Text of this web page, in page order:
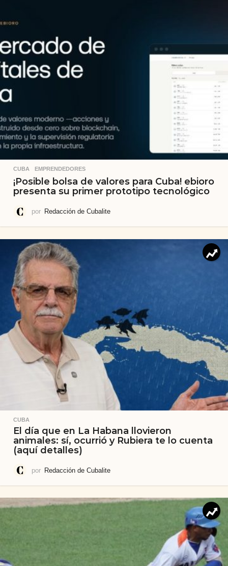
CUBA ,EMPRENDEDORES
¡Posible bolsa de valores para Cuba! ebioro
presenta su primer prototipo tecnológico
por Redacción de Cubalite
CUBA
El día que en La Habana llovieron
animales: sí, ocurrió y Rubiera te lo cuenta
(aquí detalles)
por Redacción de Cubalite